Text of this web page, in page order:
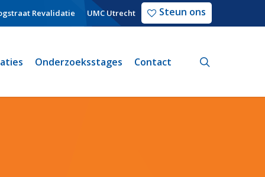
Revalidatie UMC Utrecht Steun ons
Onderzoeksstages Contact